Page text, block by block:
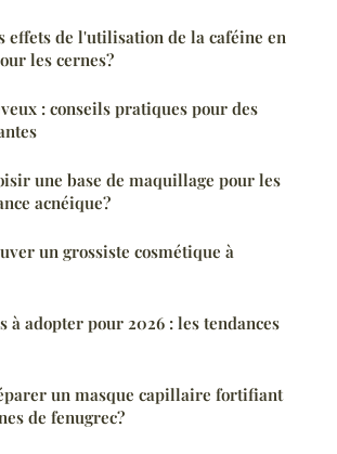
effets de l'utilisation de la caféine en
les cernes?
: conseils pratiques pour des
une base de maquillage pour les
acnéique?
un grossiste cosmétique à
à adopter pour 2026 : les tendances
un masque capillaire fortifiant
de fenugrec?